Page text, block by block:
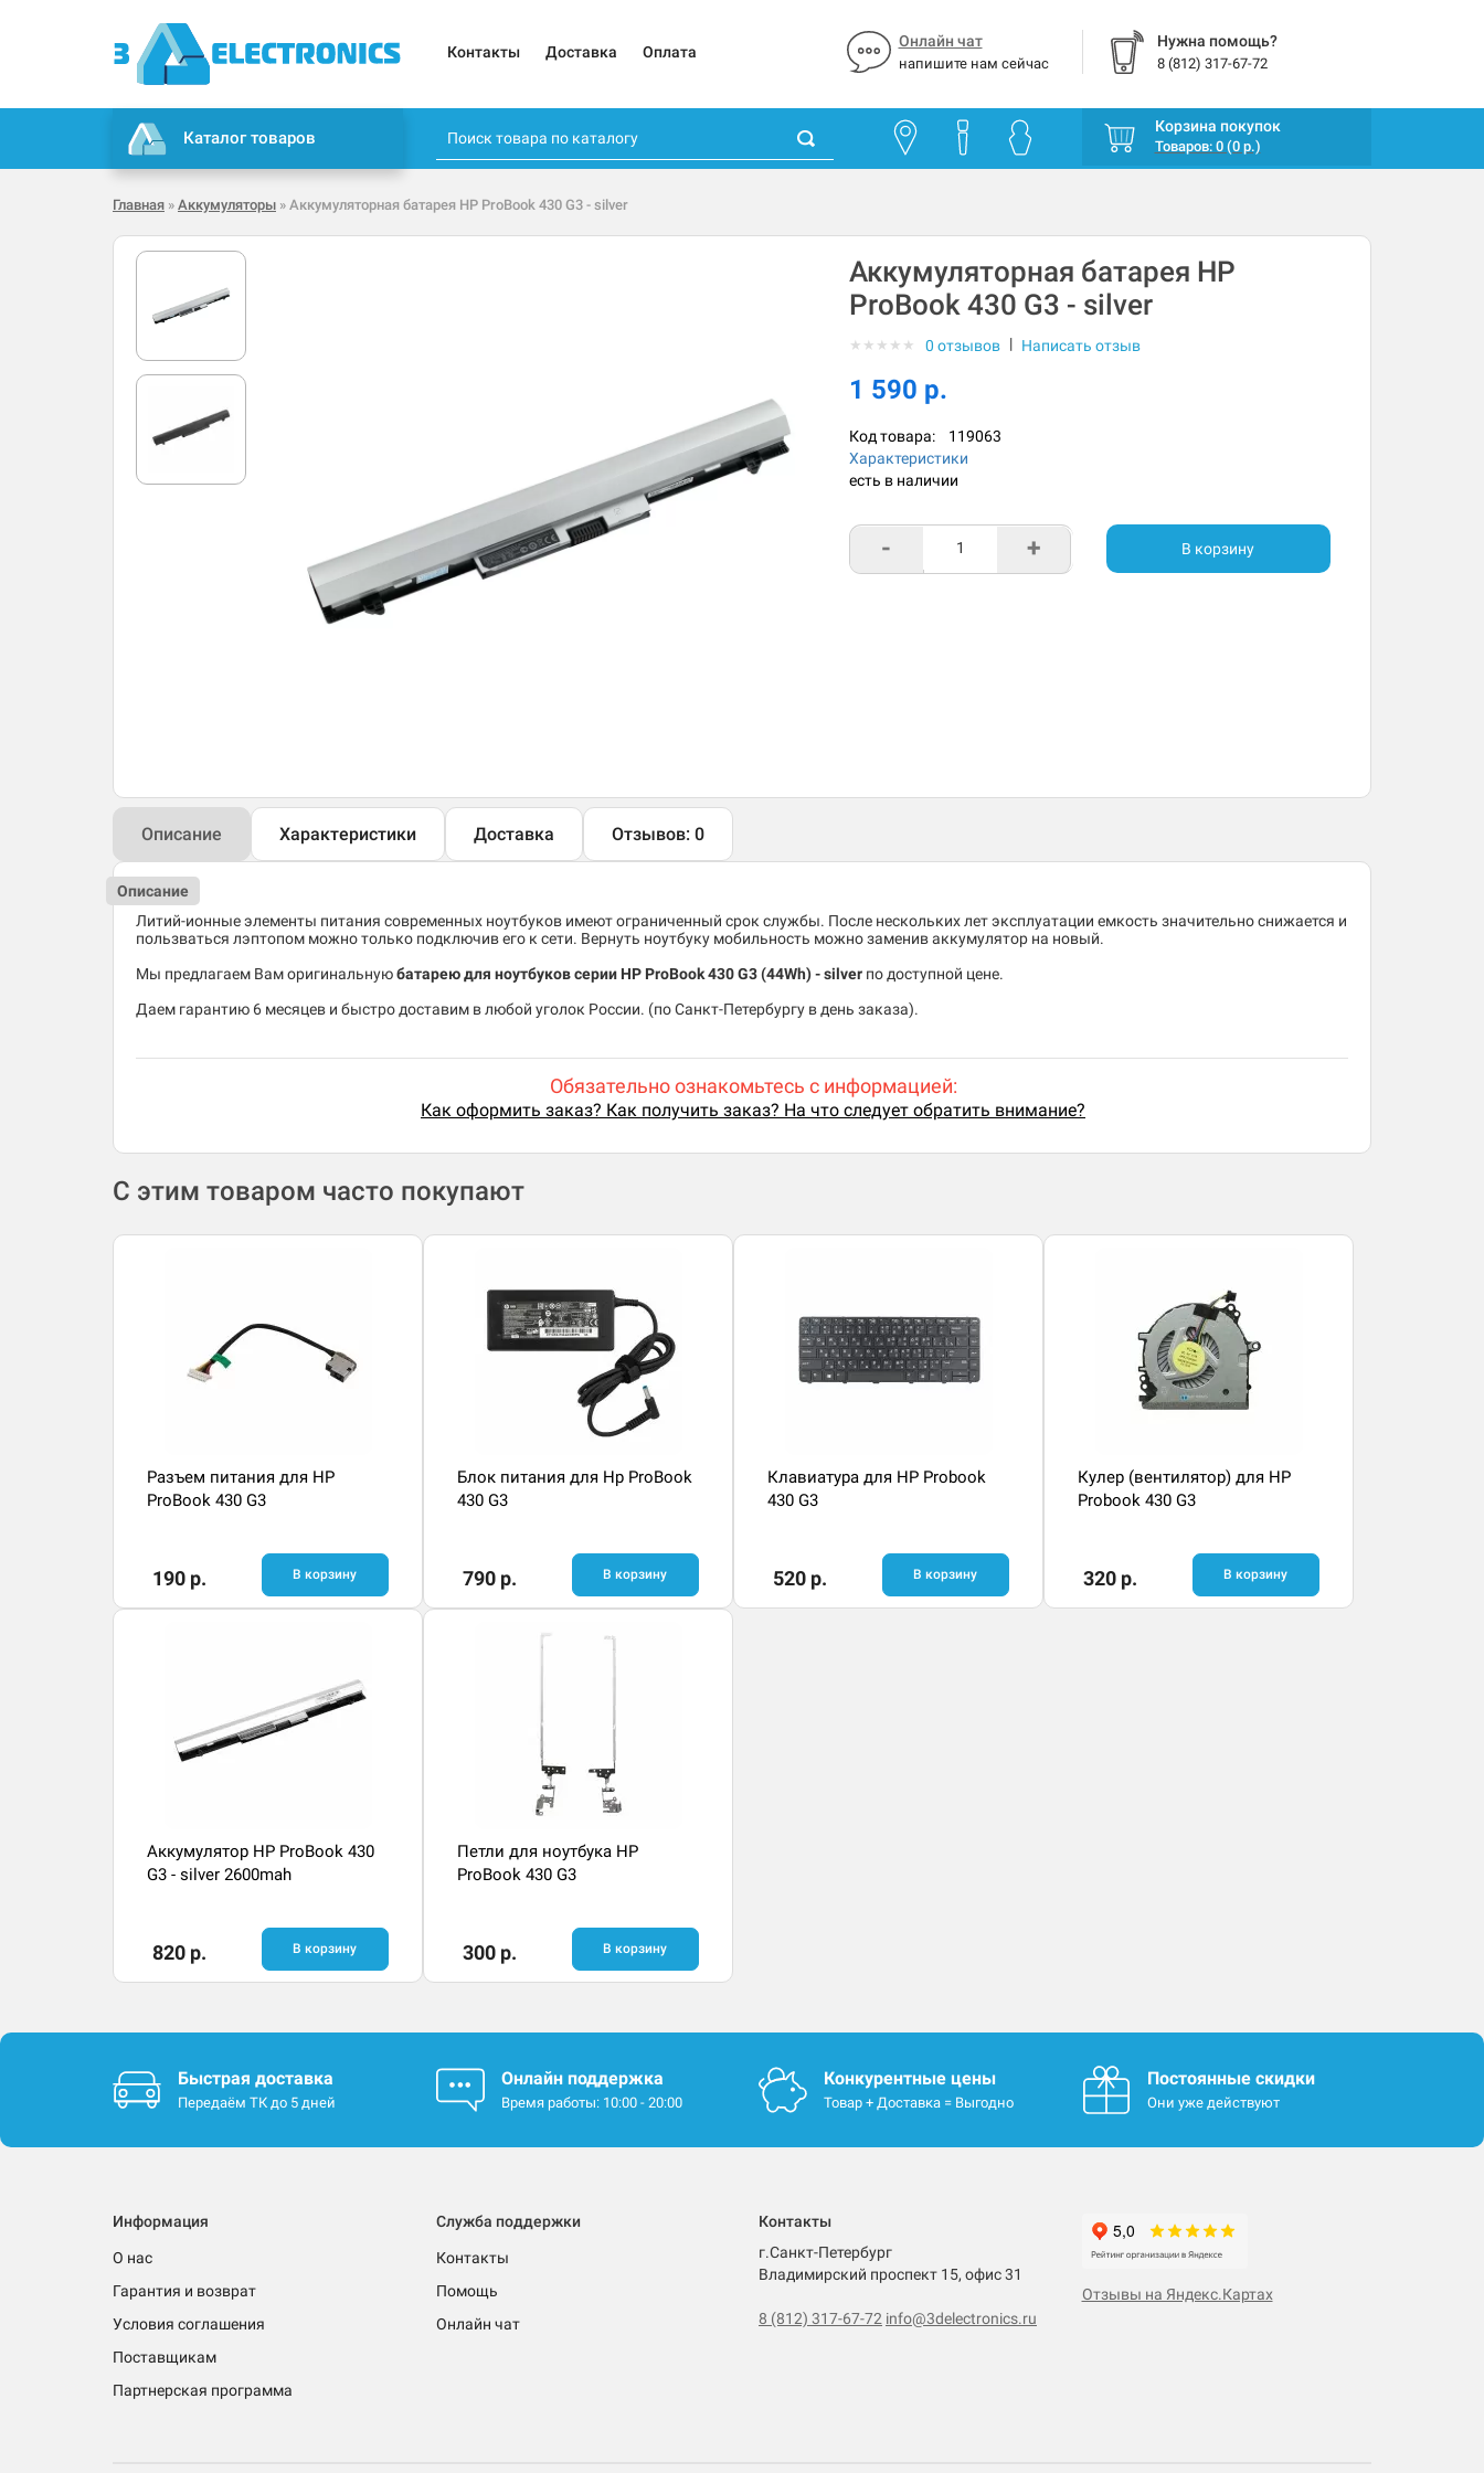
Контакты Доставка Оплата
Онлайн чат
напишите нам сейчас
Нужна помощь?
8 (812) 317-67-72
Каталог товаров
Корзина покупок
Товаров: 0 (0 р.)
Главная » Аккумуляторы » Аккумуляторная батарея HP ProBook 430 G3 - silver
Аккумуляторная батарея HP
ProBook 430 G3 - silver
★ ★ ★ ★ ★ 0 отзывов | Написать отзыв
1 590 р.
Код товара: 119063
Характеристики
есть в наличии
- + В корзину
Описание Характеристики Доставка Отзывов: 0
Описание
Литий-ионные элементы питания современных ноутбуков имеют ограниченный срок службы. После нескольких лет эксплуатации емкость значительно снижается и
пользваться лэптопом можно только подключив его к сети. Вернуть ноутбуку мобильность можно заменив аккумулятор на новый.
Мы предлагаем Вам оригинальнуюбатарею для ноутбуков серии HP ProBook 430 G3 (44Wh) - silver по доступной цене.
Даем гарантию 6 месяцев и быстро доставим в любой уголок России. (по Санкт-Петербургу в день заказа).
Обязательно ознакомьтесь с информацией:
Как оформить заказ? Как получить заказ? На что следует обратить внимание?
С этим товаром часто покупают
Разъем питания для HP
ProBook 430 G3
190 р. В корзину
Блок питания для Hp ProBook
430 G3
790 р. В корзину
Клавиатура для HP Probook
430 G3
520 р. В корзину
Кулер (вентилятор) для HP
Probook 430 G3
320 р. В корзину
Аккумулятор HP ProBook 430
G3 - silver 2600mah
820 р. В корзину
Петли для ноутбука HP
ProBook 430 G3
300 р. В корзину
Быстрая доставка
Передаём ТК до 5 дней
Онлайн поддержка
Время работы: 10:00 - 20:00
Конкурентные цены
Товар + Доставка = Выгодно
Постоянные скидки
Они уже действуют
Информация
О нас
Гарантия и возврат
Условия соглашения
Поставщикам
Партнерская программа
Служба поддержки
Контакты
Помощь
Онлайн чат
Контакты
г.Санкт-Петербург
Владимирский проспект 15, офис 31
8 (812) 317-67-72 info@3delectronics.ru
Отзывы на Яндекс.Картах